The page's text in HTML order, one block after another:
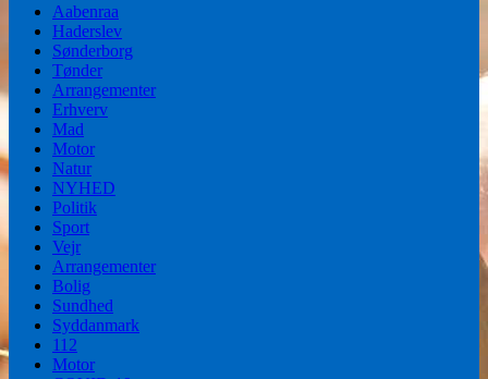
Aabenraa
Haderslev
Sønderborg
Tønder
Arrangementer
Erhverv
Mad
Motor
Natur
NYHED
Politik
Sport
Vejr
Arrangementer
Bolig
Sundhed
Syddanmark
112
Motor